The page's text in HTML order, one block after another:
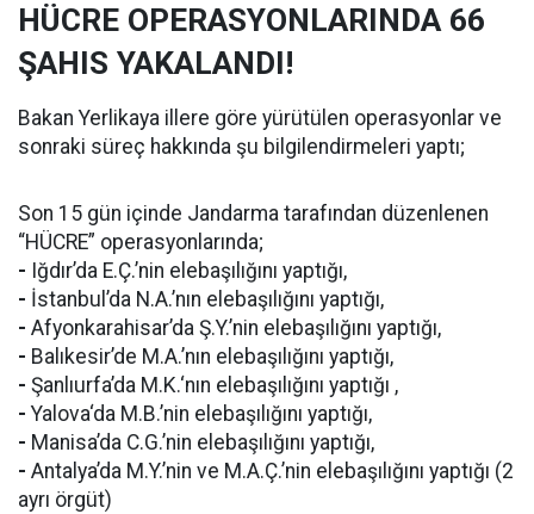
HÜCRE OPERASYONLARINDA 66
ŞAHIS YAKALANDI!
Bakan Yerlikaya illere göre yürütülen operasyonlar ve
sonraki süreç hakkında şu bilgilendirmeleri yaptı;
Son 15 gün içinde Jandarma tarafından düzenlenen
“HÜCRE” operasyonlarında;
- Iğdır’da E.Ç.’nin elebaşılığını yaptığı,
- İstanbul’da N.A.’nın elebaşılığını yaptığı,
- Afyonkarahisar’da Ş.Y.’nin elebaşılığını yaptığı,
- Balıkesir’de M.A.’nın elebaşılığını yaptığı,
- Şanlıurfa’da M.K.‘nın elebaşılığını yaptığı ,
- Yalova‘da M.B.’nin elebaşılığını yaptığı,
- Manisa’da C.G.’nin elebaşılığını yaptığı,
- Antalya’da M.Y.’nin ve M.A.Ç.’nin elebaşılığını yaptığı (2
ayrı örgüt)